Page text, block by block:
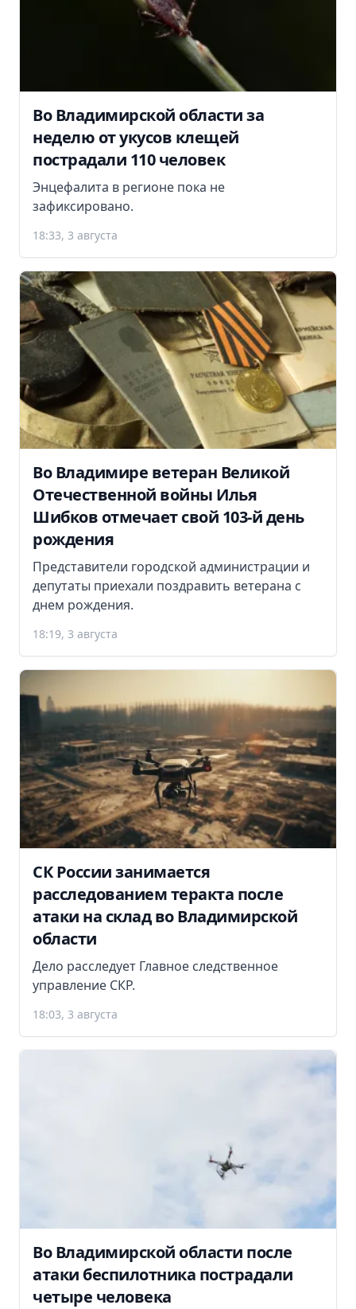
Во Владимирской области за
неделю от укусов клещей
пострадали 110 человек
Энцефалита в регионе пока не
зафиксировано.
18:33, 3 августа
Во Владимире ветеран Великой
Отечественной войны Илья
Шибков отмечает свой 103-й день
рождения
Представители городской администрации и
депутаты приехали поздравить ветерана с
днем рождения.
18:19, 3 августа
СК России занимается
расследованием теракта после
атаки на склад во Владимирской
области
Дело расследует Главное следственное
управление СКР.
18:03, 3 августа
Во Владимирской области после
атаки беспилотника пострадали
четыре человека